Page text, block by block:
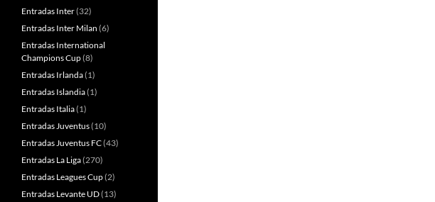
Entradas Inter(32)
Entradas Inter Milan (6)
Entradas International
Champions Cup(8)
Entradas Irlanda(1)
Entradas Islandia(1)
Entradas Italia(1)
Entradas Juventus(10)
Entradas Juventus FC(43)
Entradas La Liga(270)
Entradas Leagues Cup(2)
Entradas Levante UD(13)